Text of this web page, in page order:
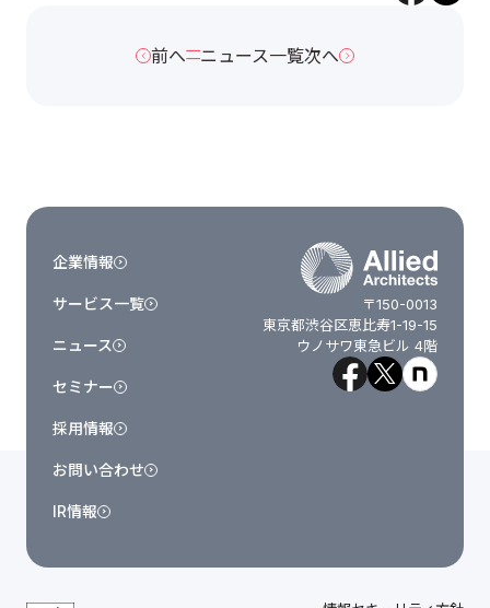
前へ ニュース一覧次へ
〒150-0013
東京都渋谷区恵比寿1-19-15
ウノサワ東急ビル 4階
企業情報
サービス一覧
ニュース
セミナー
採用情報
お問い合わせ
IR情報